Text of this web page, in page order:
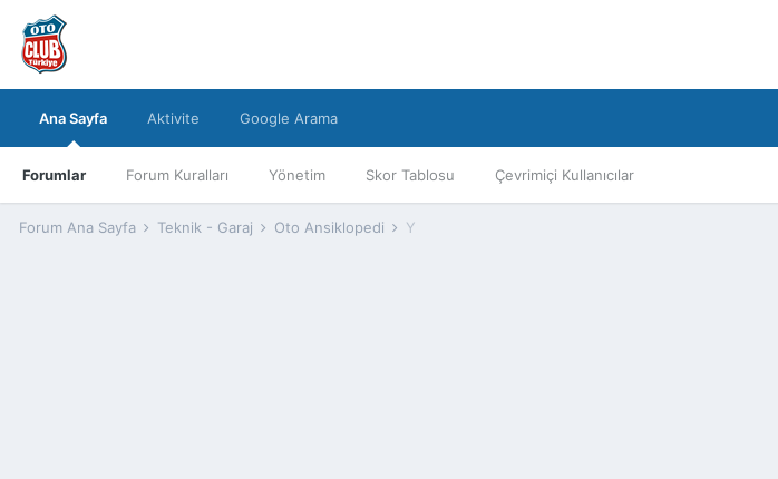
Ana Sayfa
Forumlar Forum Kuralları Yönetim Skor Tablosu Çevrimiçi Kullanıcılar
Aktivite Google Arama
Forum Ana Sayfa Teknik - Garaj Oto Ansiklopedi Y